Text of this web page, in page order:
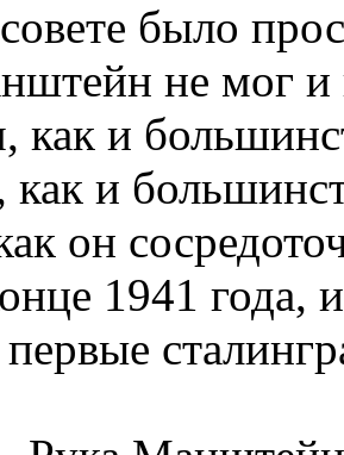
было
не мог
как и
и
он
1941 года,